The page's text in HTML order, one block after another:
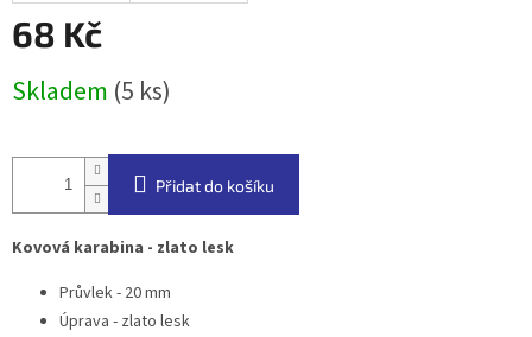
68 Kč
cena:
Skladem (5 ks)
Přidat do košíku
Kovová karabina - zlato lesk
Průvlek - 20 mm
Úprava - zlato lesk